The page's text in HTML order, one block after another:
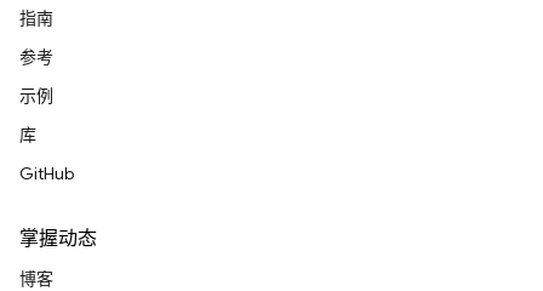
指南
参考
示例
库
GitHub
掌握动态
博客